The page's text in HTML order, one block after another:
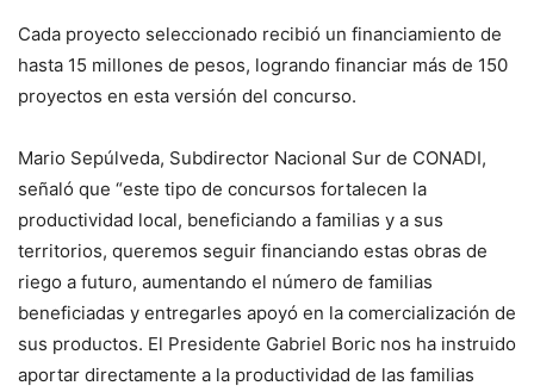
Cada proyecto seleccionado recibió un financiamiento de
hasta 15 millones de pesos, logrando financiar más de 150
proyectos en esta versión del concurso.
Mario Sepúlveda, Subdirector Nacional Sur de CONADI,
señaló que “este tipo de concursos fortalecen la
productividad local, beneficiando a familias y a sus
territorios, queremos seguir financiando estas obras de
riego a futuro, aumentando el número de familias
beneficiadas y entregarles apoyó en la comercialización de
sus productos. El Presidente Gabriel Boric nos ha instruido
aportar directamente a la productividad de las familias